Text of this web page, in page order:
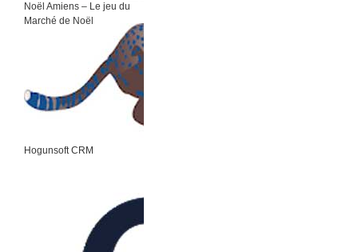
Noël Amiens – Le jeu du
Marché de Noël
Hogunsoft CRM